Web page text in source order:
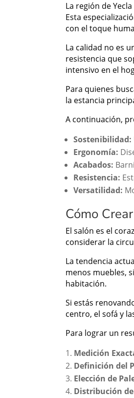
La región de
Esta
con el toque
La calidad no es
resistencia que
intensivo en el
Para quienes
la estancia
A continuación,
Sostenibilidad:
Ergonomía:
Acabados:
Resistencia:
Versatilidad:
Cómo
El salón es el
considerar la
La tendencia
menos muebles,
habitación.
Si estás
centro, el sofá y
Para lograr un
Medición
Definición del
Elección de
Distribución de